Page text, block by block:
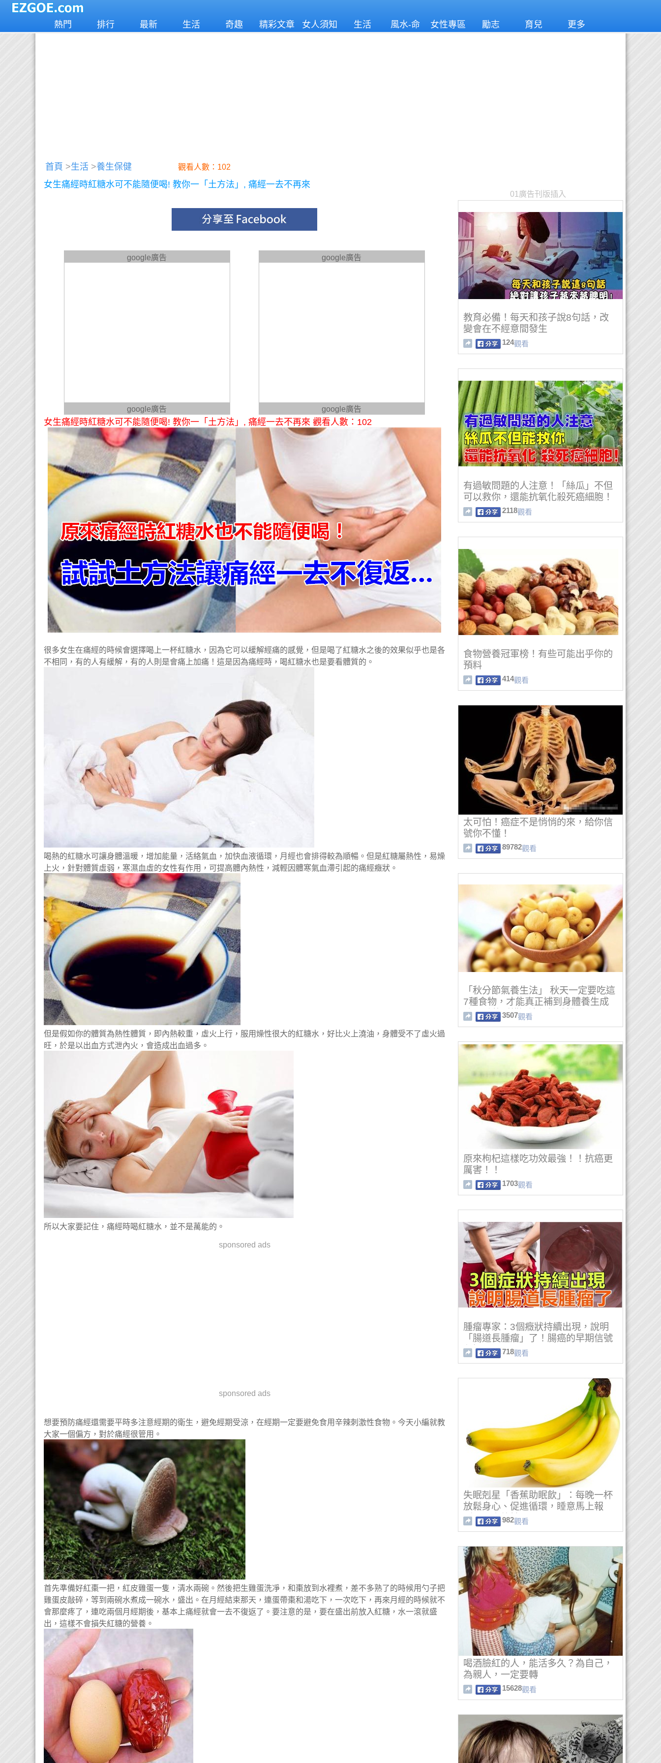
熱門 排行 最新 生活 奇趣 精彩文章 女人須知 生活
風水-命
女性專區 勵志 育兒 更多
首頁 >生活 >養生保健 觀看人數：102
女生痛經時紅糖水可不能隨便喝! 教你一「土方法」, 痛經一去不再來
google廣告
google廣告
google廣告
google廣告
女生痛經時紅糖水可不能隨便喝! 教你一「土方法」, 痛經一去不再來 觀看人數：102
很多女生在痛經的時候會選擇喝上一杯紅糖水，因為它可以緩解經痛的感覺，但是喝了紅糖水之後的效果似乎也是各
不相同，有的人有緩解，有的人則是會痛上加痛！這是因為痛經時，喝紅糖水也是要看體質的。
喝熱的紅糖水可讓身體溫暖，增加能量，活絡氣血，加快血液循環，月經也會排得較為順暢。但是紅糖屬熱性，易燥
上火，針對體質虛弱，寒濕血虛的女性有作用，可提高體內熱性，減輕因體寒氣血滯引起的痛經癥狀。
但是假如你的體質為熱性體質，即內熱較重，虛火上行，服用燥性很大的紅糖水，好比火上澆油，身體受不了虛火過
旺，於是以出血方式泄內火，會造成出血過多。
所以大家要記住，痛經時喝紅糖水，並不是萬能的。
sponsored ads
sponsored ads
想要預防痛經還需要平時多注意經期的衛生，避免經期受涼，在經期一定要避免食用辛辣刺激性食物。今天小編就教
大家一個偏方，對於痛經很管用。
首先準備好紅棗一把，紅皮雞蛋一隻，清水兩碗。然後把生雞蛋洗凈，和棗放到水裡煮，差不多熟了的時候用勺子把
雞蛋皮敲碎，等到兩碗水煮成一碗水，盛出。在月經結束那天，連蛋帶棗和湯吃下，一次吃下，再來月經的時候就不
會那麼疼了，連吃兩個月經期後，基本上痛經就會一去不復返了。要注意的是，要在盛出前放入紅糖，水一滾就盛
出，這樣不會損失紅糖的營養。
01廣告刊版插入
教育必備！每天和孩子說8句話，改
變會在不經意間發生
124觀看
有過敏問題的人注意！「絲瓜」不但
可以救你，還能抗氧化殺死癌細胞！
2118觀看
食物營養冠軍榜！有些可能出乎你的
預料
414觀看
太可怕！癌症不是悄悄的來，給你信
號你不懂！
89782觀看
「秋分節氣養生法」 秋天一定要吃這
7種食物，才能真正補到身體養生成
功！千萬別錯過這個好時機！
3507觀看
原來枸杞這樣吃功效最強！！抗癌更
厲害！！
1703觀看
腫瘤專家：3個癥狀持續出現，說明
「腸道長腫瘤」了！腸癌的早期信號
必知！
718觀看
失眠剋星「香蕉助眠飲」：每晚一杯
放鬆身心、促進循環，睡意馬上報
到！早上終於不再累
982觀看
喝酒臉紅的人，能活多久？為自己，
為親人，一定要轉
15628觀看